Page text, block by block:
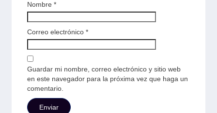
Nombre *
Correo electrónico *
Guardar mi nombre, correo electrónico y sitio web
en este navegador para la próxima vez que haga un
comentario.